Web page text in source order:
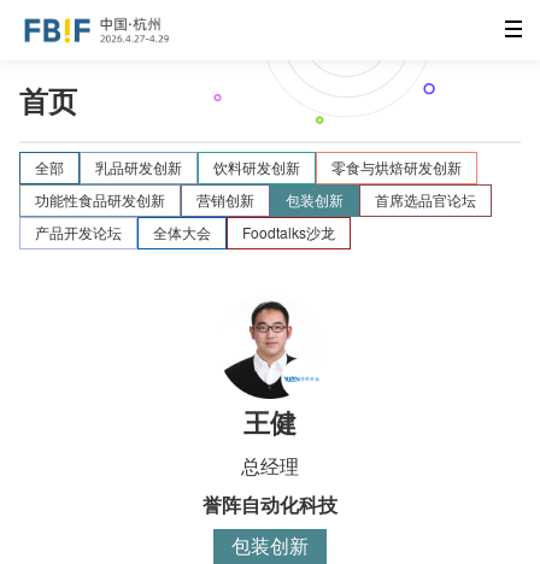
首页
全部 乳品研发创新 饮料研发创新
零食与烘焙研发创新
功能性食品研发创新
营销创新 包装创新
首席选品官论坛
产品开发论坛
全体大会 Foodtalks沙龙
王健
总经理
誉阵自动化科技
包装创新